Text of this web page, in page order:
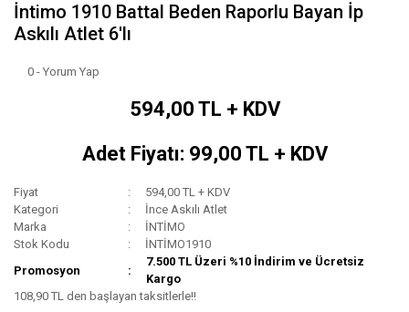
İntimo 1910 Battal Beden Raporlu Bayan İp
Askılı Atlet 6'lı
0 - Yorum Yap
594,00 TL + KDV
Adet Fiyatı: 99,00 TL + KDV
Fiyat
594,00 TL + KDV
Kategori
İnce Askılı Atlet
Marka
İNTİMO
Stok Kodu
İNTİMO1910
Promosyon
7.500 TL Üzeri %10 İndirim ve Ücretsiz
Kargo
108,90 TL den başlayan taksitlerle!!